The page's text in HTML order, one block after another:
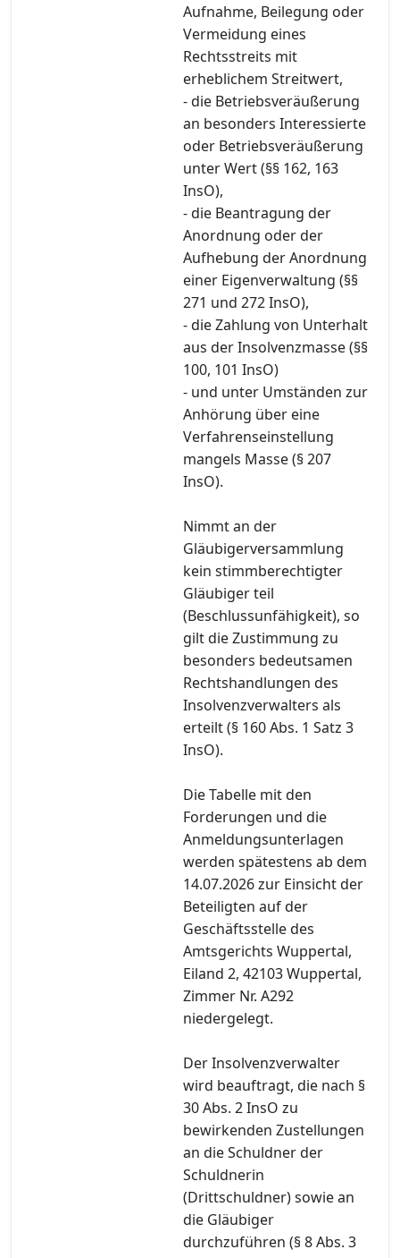
Aufnahme, Beilegung oder
Vermeidung eines
Rechtsstreits mit
erheblichem Streitwert,
- die Betriebsveräußerung
an besonders Interessierte
oder Betriebsveräußerung
unter Wert (§§ 162, 163
InsO),
- die Beantragung der
Anordnung oder der
Aufhebung der Anordnung
einer Eigenverwaltung (§§
271 und 272 InsO),
- die Zahlung von Unterhalt
aus der Insolvenzmasse (§§
100, 101 InsO)
- und unter Umständen zur
Anhörung über eine
Verfahrenseinstellung
mangels Masse (§ 207
InsO).
Nimmt an der
Gläubigerversammlung
kein stimmberechtigter
Gläubiger teil
(Beschlussunfähigkeit), so
gilt die Zustimmung zu
besonders bedeutsamen
Rechtshandlungen des
Insolvenzverwalters als
erteilt (§ 160 Abs. 1 Satz 3
InsO).
Die Tabelle mit den
Forderungen und die
Anmeldungsunterlagen
werden spätestens ab dem
14.07.2026 zur Einsicht der
Beteiligten auf der
Geschäftsstelle des
Amtsgerichts Wuppertal,
Eiland 2, 42103 Wuppertal,
Zimmer Nr. A292
niedergelegt.
Der Insolvenzverwalter
wird beauftragt, die nach §
30 Abs. 2 InsO zu
bewirkenden Zustellungen
an die Schuldner der
Schuldnerin
(Drittschuldner) sowie an
die Gläubiger
durchzuführen (§ 8 Abs. 3